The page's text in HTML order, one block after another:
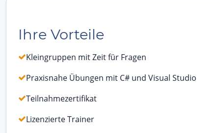
Ihre Vorteile
Kleingruppen mit Zeit für Fragen
Praxisnahe Übungen mit C# und Visual Studio
Teilnahmezertifikat
Lizenzierte Trainer